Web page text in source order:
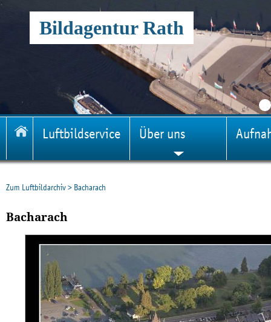
Bildagentur Rath
Luftbildservice Über uns
Zum Luftbildarchiv> Bacharach
Bacharach